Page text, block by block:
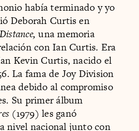
había terminado y yo
Deborah Curtis en
una memoria
con Ian Curtis. Era
Kevin Curtis, nacido el
La fama de Joy Division
debido al compromiso
Su primer álbum
(1979) les ganó
nivel nacional junto con